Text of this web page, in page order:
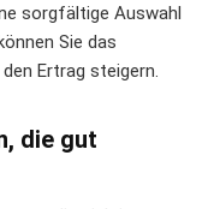
sorgfältige Auswahl
Sie das
Ertrag steigern.
die gut